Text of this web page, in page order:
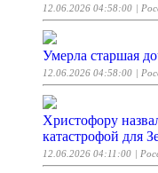
12.06.2026 04:58:00 |
Умерла старшая
12.06.2026 04:58:00 |
Христофору
катастрофой для
12.06.2026 04:11:00 |